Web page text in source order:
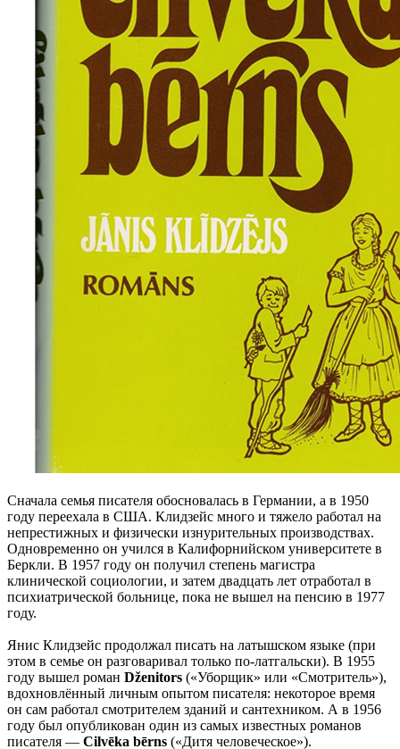
Сначала семья писателя обосновалась в Германии, а в 1950
году переехала в США. Клидзейс много и тяжело работал на
непрестижных и физически изнурительных производствах.
Одновременно он учился в Калифорнийском университете в
Беркли. В 1957 году он получил степень магистра
клинической социологии, и затем двадцать лет отработал в
психиатрической больнице, пока не вышел на пенсию в 1977
году.
Янис Клидзейс продолжал писать на латышском языке (при
этом в семье он разговаривал только по-латгальски). В 1955
году вышел роман Dženitors («Уборщик» или «Смотритель»),
вдохновлённый личным опытом писателя: некоторое время
он сам работал смотрителем зданий и сантехником. А в 1956
году был опубликован один из самых известных романов
писателя — Cilvēka bērns («Дитя человеческое»).